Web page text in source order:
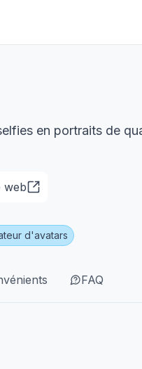
en portraits de
web
d'avatars
FAQ